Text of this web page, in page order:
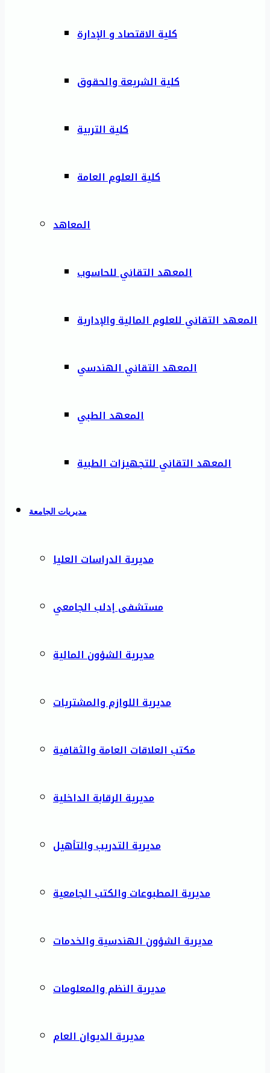
كلية الاقتصاد و الإدارة
كلية الشريعة والحقوق
كلية التربية
كلية العلوم العامة
المعاهد
المعهد التقاني للحاسوب
المعهد التقاني للعلوم المالية والإدارية
المعهد التقاني الهندسي
المعهد الطبي
المعهد التقاني للتجهيزات الطبية
مديريات الجامعة
مديرية الدراسات العليا
مستشفى إدلب الجامعي
مديرية الشؤون المالية
مديرية اللوازم والمشتريات
مكتب العلاقات العامة والثقافية
مديرية الرقابة الداخلية
مديرية التدريب والتأهيل
مديرية المطبوعات والكتب الجامعية
مديرية الشؤون الهندسية والخدمات
مديرية النظم والمعلومات
مديرية الديوان العام